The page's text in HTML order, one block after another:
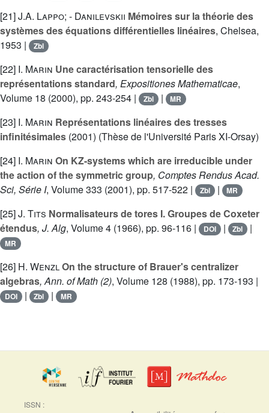
[21]J.A. Lappo; - Danilevskii Mémoires sur la théorie des
systèmes des équations différentielles linéaires, Chelsea,
1953 |
Zbl
[22] I. Marin Une caractérisation tensorielle des
représentations standard, Expositiones Mathematicae,
Volume 18 (2000), pp. 243-254 | Zbl | MR
[23] I. Marin Représentations linéaires des tresses
infinitésimales (2001) (Thèse de l'Université Paris XI-Orsay)
[24] I. Marin On KZ-systems which are irreducible under
the action of the symmetric group, Comptes Rendus Acad.
Sci, Série I, Volume 333 (2001), pp. 517-522 | Zbl | MR
[25]J. Tits Normalisateurs de tores I. Groupes de Coxeter
étendus, J. Alg, Volume 4 (1966), pp. 96-116 | DOI | Zbl |
MR
[26] H. WenzlOn the structure of Brauer's centralizer
algebras, Ann. of Math (2), Volume 128 (1988), pp. 173-193 |
DOI | Zbl | MR
ISSN :